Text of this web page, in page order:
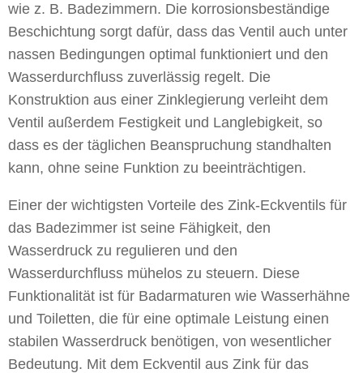
wie z. B. Badezimmern. Die korrosionsbeständige
Beschichtung sorgt dafür, dass das Ventil auch unter
nassen Bedingungen optimal funktioniert und den
Wasserdurchfluss zuverlässig regelt. Die
Konstruktion aus einer Zinklegierung verleiht dem
Ventil außerdem Festigkeit und Langlebigkeit, so
dass es der täglichen Beanspruchung standhalten
kann, ohne seine Funktion zu beeinträchtigen.
Einer der wichtigsten Vorteile des Zink-Eckventils für
das Badezimmer ist seine Fähigkeit, den
Wasserdruck zu regulieren und den
Wasserdurchfluss mühelos zu steuern. Diese
Funktionalität ist für Badarmaturen wie Wasserhähne
und Toiletten, die für eine optimale Leistung einen
stabilen Wasserdruck benötigen, von wesentlicher
Bedeutung. Mit dem Eckventil aus Zink für das